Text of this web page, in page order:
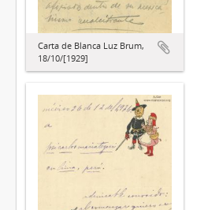
Carta de Blanca Luz Brum,
18/10/[1929]